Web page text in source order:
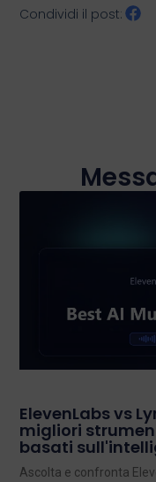
Condividi il post:
ElevenLabs vs
migliori
basati
Ascolta e confronta